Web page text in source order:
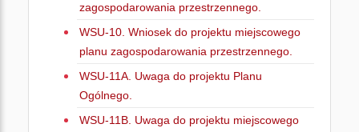
zagospodarowania przestrzennego.
WSU-10. Wniosek do projektu miejscowego
planu zagospodarowania przestrzennego.
WSU-11A. Uwaga do projektu Planu
Ogólnego.
WSU-11B. Uwaga do projektu miejscowego